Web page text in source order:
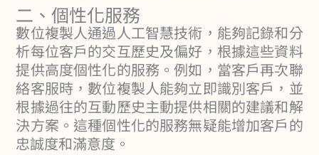
二、個性化服務
數位複製人通過人工智慧技術，能夠記錄和分
析每位客戶的交互歷史及偏好，根據這些資料
提供高度個性化的服務。例如，當客戶再次聯
絡客服時，數位複製人能夠立即識別客戶，並
根據過往的互動歷史主動提供相關的建議和解
決方案。這種個性化的服務無疑能增加客戶的
忠誠度和滿意度。